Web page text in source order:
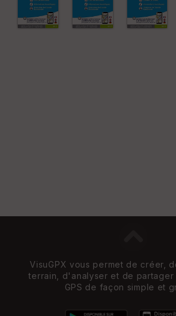
VisuGPX vous permet de créer,
terrain, d'analyser et de partager
GPS de façon simple et